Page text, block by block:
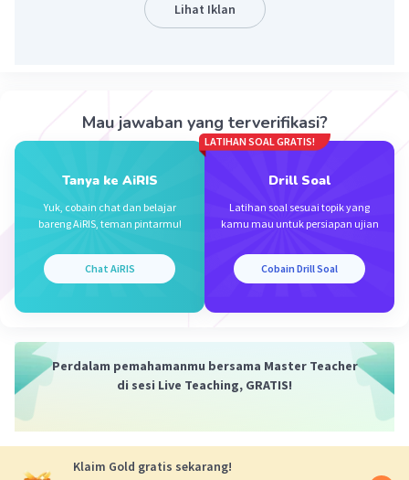
Iklan
Lihat Iklan
Mau jawaban yang terverifikasi?
Tanya ke AiRIS
Yuk, cobain chat dan belajar
bareng AiRIS, teman pintarmu!
Chat AiRIS
LATIHAN SOAL GRATIS!
Drill Soal
Latihan soal sesuai topik yang
kamu mau untuk persiapan ujian
Cobain Drill Soal
Perdalam pemahamanmu bersama Master Teacher
di sesi Live Teaching, GRATIS!
Klaim Gold gratis sekarang!